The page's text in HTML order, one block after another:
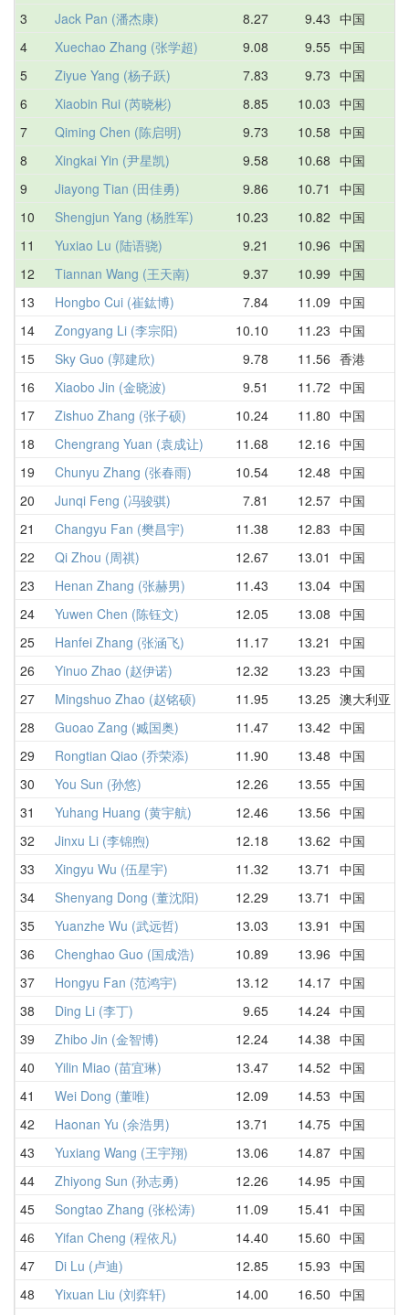
3 Jack Pan (潘杰康) 8.27 9.43 中国
4 Xuechao Zhang (张学超) 9.08 9.55 中国
5 Ziyue Yang (杨子跃) 7.83 9.73 中国
6 Xiaobin Rui (芮晓彬) 8.85 10.03 中国
7 Qiming Chen (陈启明) 9.73 10.58 中国
8 Xingkai Yin (尹星凯) 9.58 10.68 中国
9 Jiayong Tian (田佳勇) 9.86 10.71 中国
10 Shengjun Yang (杨胜军) 10.23 10.82 中国
11 Yuxiao Lu (陆语骁) 9.21 10.96 中国
12 Tiannan Wang (王天南) 9.37 10.99 中国
13 Hongbo Cui (崔鈜博) 7.84 11.09 中国
14 Zongyang Li (李宗阳) 10.10 11.23 中国
15 Sky Guo (郭建欣) 9.78 11.56 香港
16 Xiaobo Jin (金晓波) 9.51 11.72 中国
17 Zishuo Zhang (张子硕) 10.24 11.80 中国
18 Chengrang Yuan (袁成让) 11.68 12.16 中国
19 Chunyu Zhang (张春雨) 10.54 12.48 中国
20 Junqi Feng (冯骏骐) 7.81 12.57 中国
21 Changyu Fan (樊昌宇) 11.38 12.83 中国
22 Qi Zhou (周祺) 12.67 13.01 中国
23 Henan Zhang (张赫男) 11.43 13.04 中国
24 Yuwen Chen (陈钰文) 12.05 13.08 中国
25 Hanfei Zhang (张涵飞) 11.17 13.21 中国
26 Yinuo Zhao (赵伊诺) 12.32 13.23 中国
27 Mingshuo Zhao (赵铭硕) 11.95 13.25 澳大利亚
28 Guoao Zang (臧国奥) 11.47 13.42 中国
29 Rongtian Qiao (乔荣添) 11.90 13.48 中国
30 You Sun (孙悠) 12.26 13.55 中国
31 Yuhang Huang (黄宇航) 12.46 13.56 中国
32 Jinxu Li (李锦煦) 12.18 13.62 中国
33 Xingyu Wu (伍星宇) 11.32 13.71 中国
34 Shenyang Dong (董沈阳) 12.29 13.71 中国
35 Yuanzhe Wu (武远哲) 13.03 13.91 中国
36 Chenghao Guo (国成浩) 10.89 13.96 中国
37 Hongyu Fan (范鸿宇) 13.12 14.17 中国
38 Ding Li (李丁) 9.65 14.24 中国
39 Zhibo Jin (金智博) 12.24 14.38 中国
40 Yilin Miao (苗宜琳) 13.47 14.52 中国
41 Wei Dong (董唯) 12.09 14.53 中国
42 Haonan Yu (余浩男) 13.71 14.75 中国
43 Yuxiang Wang (王宇翔) 13.06 14.87 中国
44 Zhiyong Sun (孙志勇) 12.26 14.95 中国
45 Songtao Zhang (张松涛) 11.09 15.41 中国
46 Yifan Cheng (程依凡) 14.40 15.60 中国
47 Di Lu (卢迪) 12.85 15.93 中国
48 Yixuan Liu (刘弈轩) 14.00 16.50 中国